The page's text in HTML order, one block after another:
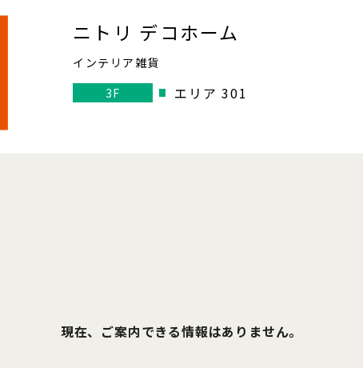
ニトリ デコホーム
インテリア雑貨
3F
エリア 301
現在、ご案内できる情報はありません。